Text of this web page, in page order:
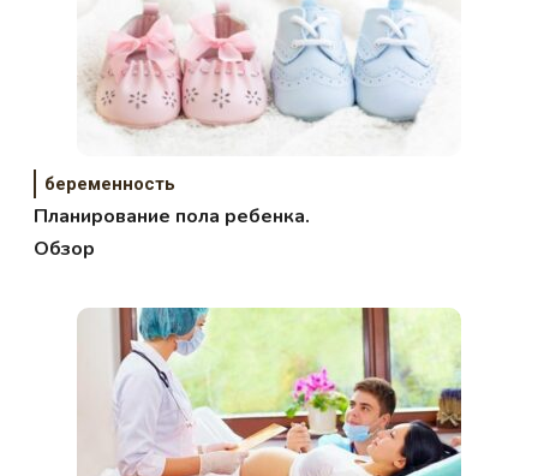
беременность
Планирование пола ребенка.
Обзор